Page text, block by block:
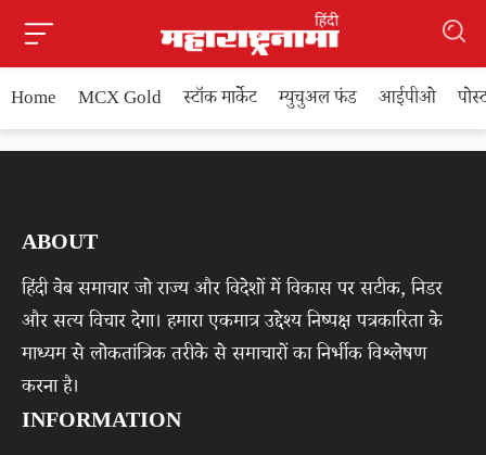
Home MCX Gold स्टॉक मार्केट म्युचुअल फंड आईपीओ
ABOUT
हिंदी वेब समाचार जो राज्य और विदेशों में विकास पर सटीक, निडर
और सत्य विचार देगा। हमारा एकमात्र उद्देश्य निष्पक्ष पत्रकारिता के
माध्यम से लोकतांत्रिक तरीके से समाचारों का निर्भीक विश्लेषण
करना है।
INFORMATION